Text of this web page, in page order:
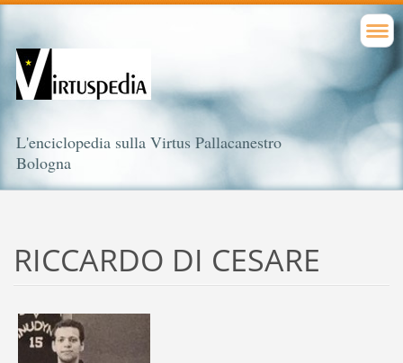
L'enciclopedia sulla Virtus Pallacanestro
Bologna
RICCARDO DI CESARE